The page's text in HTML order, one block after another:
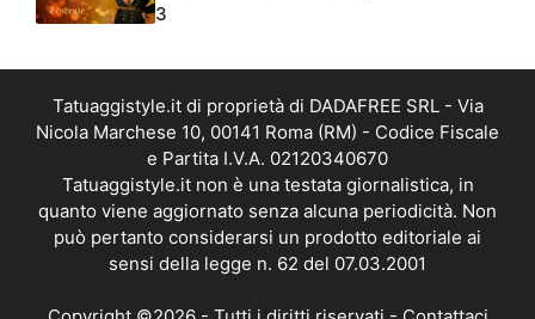
3
Tatuaggistyle.it di proprietà di DADAFREE SRL - Via
Nicola Marchese 10, 00141 Roma (RM) - Codice Fiscale
e Partita I.V.A. 02120340670
Tatuaggistyle.it non è una testata giornalistica, in
quanto viene aggiornato senza alcuna periodicità. Non
può pertanto considerarsi un prodotto editoriale ai
sensi della legge n. 62 del 07.03.2001